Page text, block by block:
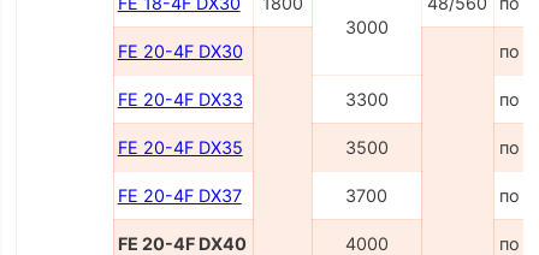
3000
FE 20-4F DX30 по
FE 20-4F DX33 3300 по
FE 20-4F DX35 3500 по
FE 20-4F DX37 3700 по
FE 20-4F DX40 4000 по